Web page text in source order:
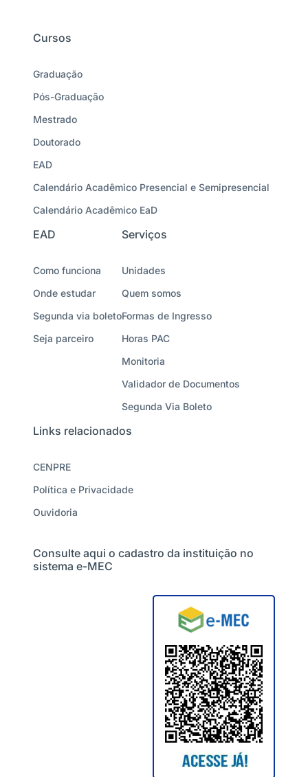
Cursos
Graduação
Pós-Graduação
Mestrado
Doutorado
EAD
Calendário Acadêmico Presencial e Semipresencial
Calendário Acadêmico EaD
EAD
Como funciona
Onde estudar
Segunda via boleto
Seja parceiro
Serviços
Unidades
Quem somos
Formas de Ingresso
Horas PAC
Monitoria
Validador de Documentos
Segunda Via Boleto
Links relacionados
CENPRE
Política e Privacidade
Ouvidoria
Consulte aqui o cadastro da instituição no
sistema e-MEC